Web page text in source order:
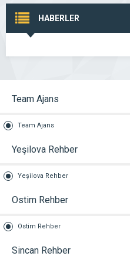
HABERLER
Team Ajans
Team Ajans
Yeşilova Rehber
Yeşilova Rehber
Ostim Rehber
Ostim Rehber
Sincan Rehber